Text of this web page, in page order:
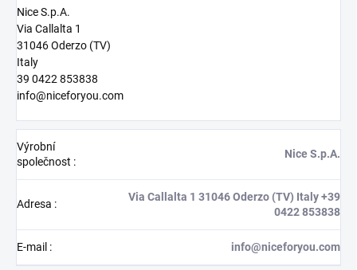
Nice S.p.A.
Via Callalta 1
31046 Oderzo (TV)
Italy
39 0422 853838
info@niceforyou.com
Výrobní
společnost :
Nice S.p.A.
Adresa :
Via Callalta 1 31046 Oderzo (TV) Italy +39
0422 853838
E-mail : info@niceforyou.com